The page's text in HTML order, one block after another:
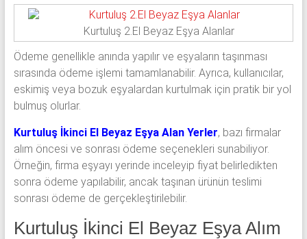
Kurtuluş 2.El Beyaz Eşya Alanlar
Ödeme genellikle anında yapılır ve eşyaların taşınması
sırasında ödeme işlemi tamamlanabilir. Ayrıca, kullanıcılar,
eskimiş veya bozuk eşyalardan kurtulmak için pratik bir yol
bulmuş olurlar.
Kurtuluş İkinci El Beyaz Eşya Alan Yerler, bazı firmalar
alım öncesi ve sonrası ödeme seçenekleri sunabiliyor.
Örneğin, firma eşyayı yerinde inceleyip fiyat belirledikten
sonra ödeme yapılabilir, ancak taşınan ürünün teslimi
sonrası ödeme de gerçekleştirilebilir.
Kurtuluş İkinci El Beyaz Eşya Alım